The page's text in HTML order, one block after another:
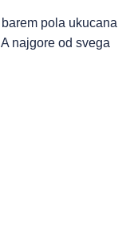
pola ukucana
najgore od svega